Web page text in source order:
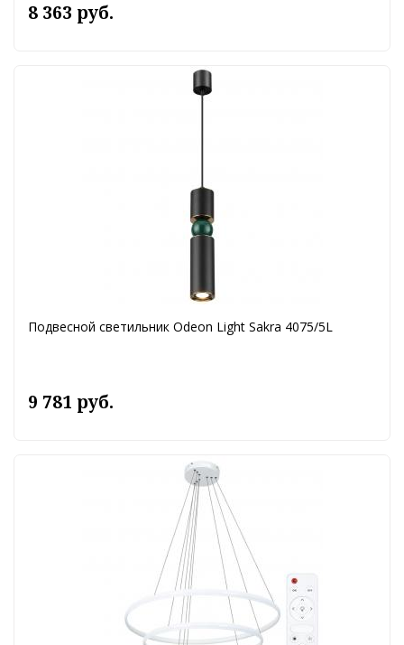
8 363 руб.
Подвесной светильник Odeon Light Sakra 4075/5L
9 781 руб.